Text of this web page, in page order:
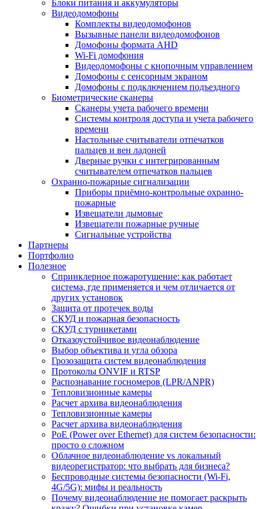
Блоки питания и аккумуляторы
Видеодомофоны
Комплекты видеодомофонов
Вызывные панели видеодомофонов
Домофоны формата AHD
Wi-Fi домофония
Видеодомофоны с кнопочным управлением
Домофоны с сенсорным экраном
Домофоны с подключением подъездного
Биометрические сканеры
Сканеры учета рабочего времени
Системы контроля доступа и учета рабочего
времени
Настольные считыватели отпечатков
пальцев и вен ладоней
Дверные ручки с интегрированным
считывателем отпечатков пальцев
Охранно-пожарные сигнализации
Приборы приёмно-контрольные охранно-
пожарные
Извещатели дымовые
Извещатели пожарные ручные
Сигнальные устройства
Партнеры
Портфолио
Полезное
Спринклерное пожаротушение: как работает
система, где применяется и чем отличается от
других установок
Защита от протечек воды
СКУД и пожарная безопасность
СКУД с турникетами
Отказоустойчивое видеонаблюдение
Выбор объектива и угла обзора
Грозозащита систем видеонаблюдения
Протоколы ONVIF и RTSP
Распознавание госномеров (LPR/ANPR)
Тепловизионные камеры
Расчет архива видеонаблюдения
Тепловизионные камеры
Расчет архива видеонаблюдения
PoE (Power over Ethernet) для систем безопасности:
просто о сложном
Облачное видеонаблюдение vs локальный
видеорегистратор: что выбрать для бизнеса?
Беспроводные системы безопасности (Wi-Fi,
4G/5G): мифы и реальность
Почему видеонаблюдение не помогает раскрыть